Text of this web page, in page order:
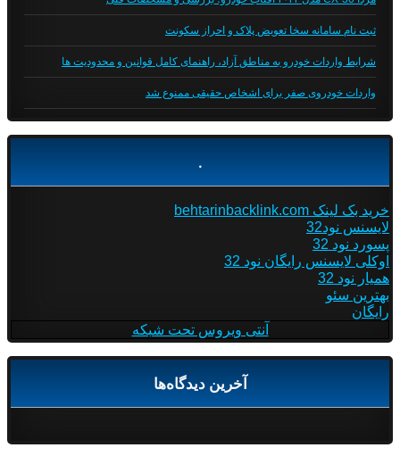
ثبت نام سامانه سخا تعویض پلاک و احراز سکونت
شرایط واردات خودرو به مناطق آزاد، راهنمای کامل قوانین و محدودیت ها
واردات خودروی صفر برای اشخاص حقیقی ممنوع شد
.
خرید بک لینک behtarinbacklink.com
لایسنس نود32
پسورد نود 32
اوکلی لایسنس رایگان نود 32
همیار نود 32
بهترین سئو
رایگان
آنتی ویروس تحت شبکه
آخرین دیدگاه‌ها